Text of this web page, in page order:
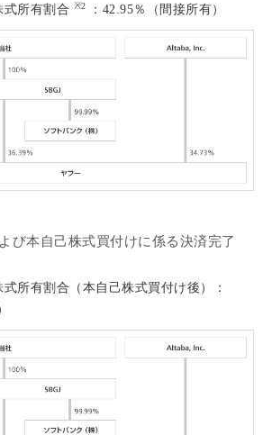
式所有割合 ※2 ：42.95％（間接所有）
び本自己株式買付けに係る決済完了
所有割合（本自己株式買付け後）：